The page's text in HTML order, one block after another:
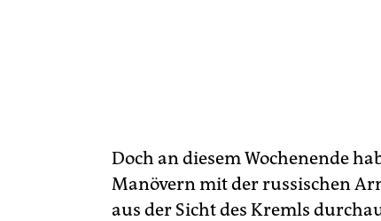
Doch an diesem Wochenende
Manövern mit der russischen
aus der Sicht des Kremls